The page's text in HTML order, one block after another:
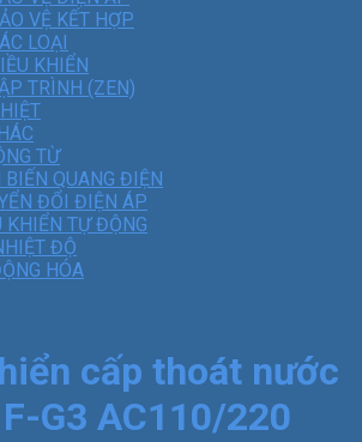
VỆ KẾT HỢP
LOẠI
KHIỂN
TRÌNH (ZEN)
TỪ
QUANG ĐIỆN
ĐỔI ĐIỆN ÁP
TỰ ĐỘNG
ĐỘ
HÓA
cấp thoát nước
G3 AC110/220